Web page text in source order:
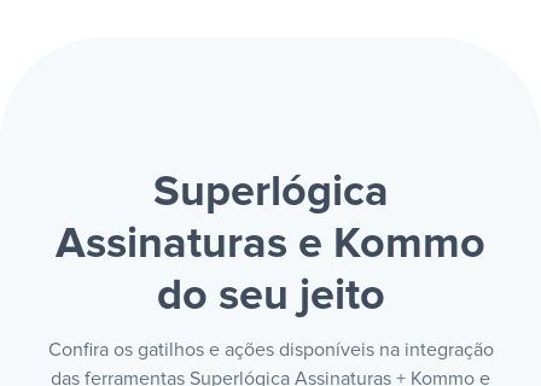
Superlógica
Assinaturas e Kommo
do seu jeito
Confira os gatilhos e ações disponíveis na integração
das ferramentas Superlógica Assinaturas + Kommo e